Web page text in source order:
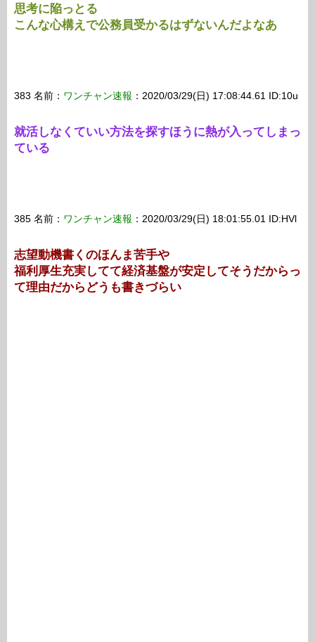
思考に陥っとる
こんな心構えで公務員受かるはずないんだよなあ
383 名前： ワンチャン速報 ：2020/03/29(日) 17:08:44.61 ID:10u
就活しなくていい方法を探すほうに熱が入ってしまっ
ている
385 名前： ワンチャン速報 ：2020/03/29(日) 18:01:55.01 ID:HVl
志望動機書くのほんま苦手や
福利厚生充実してて経済基盤が安定してそうだからっ
て理由だからどうも書きづらい